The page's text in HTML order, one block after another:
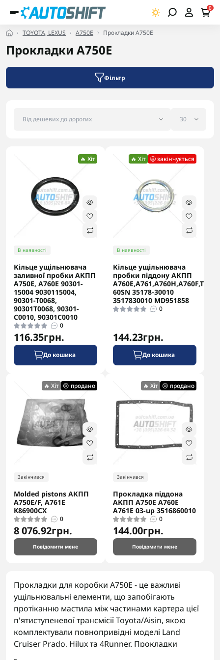
0
TOYOTA, LEXUS A750E Прокладки A750E
Прокладки A750E
Фільтр
🔥 Хіт
В наявності
Кільце ущільнювача
заливної пробки АКПП
A750E, A760E 90301-
15004 9030115004,
90301-T0068,
90301T0068, 90301-
C0010, 90301C0010
0
116.35грн.
До кошика
🔥 Хіт 😬 закінчується
В наявності
Кільце ущільнювача
пробки піддону АКПП
A760E,A761,A760H,A760F,TB-
60SN 35178-30010
3517830010 MD951858
0
144.23грн.
До кошика
🔥 Хіт 😢 продано
Закінчився
Molded pistons АКПП
A750E/F, A761E
K86900CX
0
8 076.92грн.
Повідомити мене
🔥 Хіт 😢 продано
Закінчився
Прокладка піддона
АКПП A750E A760E
A761E 03-up 3516860010
0
144.00грн.
Повідомити мене
Прокладки для коробки A750E - це важливі
ущільнювальні елементи, що запобігають
протіканню мастила між частинами картера цієї
п'ятиступеневої трансмісії Toyota/Aisin, якою
комплектували повнопривідні моделі Land
Cruiser Prado, Hilux та 4Runner. Прокладки